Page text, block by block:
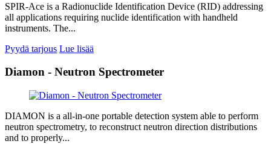
SPIR-Ace is a Radionuclide Identification Device (RID) addressing
all applications requiring nuclide identification with handheld
instruments. The...
Pyydä tarjous Lue lisää
Diamon - Neutron Spectrometer
DIAMON is a all-in-one portable detection system able to perform
neutron spectrometry, to reconstruct neutron direction distributions
and to properly...